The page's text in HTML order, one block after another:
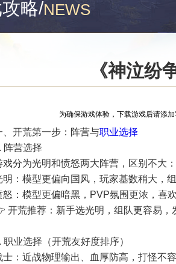
略/NEWS
《神泣纷
为确保游戏体验，下载游戏后请添
、开荒第一步：阵营与职业选择
阵营选择
戏分为光明和愤怒两大阵营，区别不大：
明：模型更偏向国风，玩家基数稍大，
怒：模型更偏暗黑，PVP氛围更浓，喜
开荒推荐：新手选光明，组队更容易，
职业选择（开荒友好度排序）
士：近战物理输出、血厚防高，打怪不